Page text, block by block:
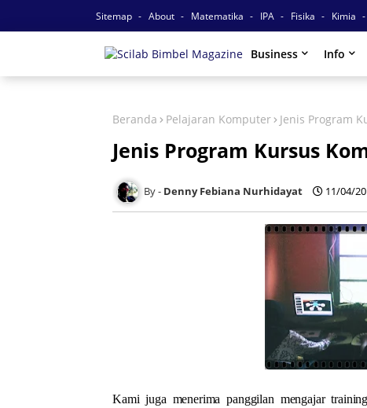
Sitemap About Matematika IPA Fisika Kimia
Business Info
Beranda Pelajaran Komputer Jenis Program
Jenis Program Kursus
Denny Febiana Nurhidayat 11/04/
Kami juga menerima panggilan mengajar